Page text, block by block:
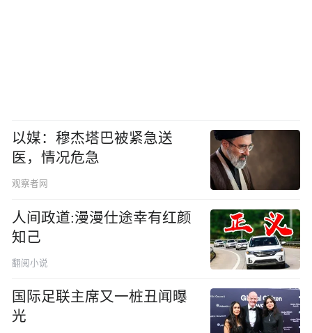
以媒：穆杰塔巴被紧急送
医，情况危急
观察者网
人间政道:漫漫仕途幸有红颜
知己
翻阅小说
国际足联主席又一桩丑闻曝
光